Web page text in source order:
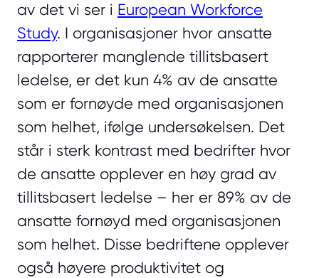
av det vi ser i European Workforce
Study. I organisasjoner hvor ansatte
rapporterer manglende tillitsbasert
ledelse, er det kun 4% av de ansatte
som er fornøyde med organisasjonen
som helhet, ifølge undersøkelsen. Det
står i sterk kontrast med bedrifter hvor
de ansatte opplever en høy grad av
tillitsbasert ledelse – her er 89% av de
ansatte fornøyd med organisasjonen
som helhet. Disse bedriftene opplever
også høyere produktivitet og